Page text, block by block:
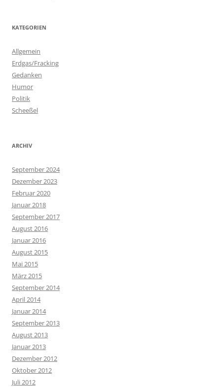
KATEGORIEN
Allgemein
Erdgas/Fracking
Gedanken
Humor
Politik
Scheeßel
ARCHIV
September 2024
Dezember 2023
Februar 2020
Januar 2018
September 2017
August 2016
Januar 2016
August 2015
Mai 2015
März 2015
September 2014
April 2014
Januar 2014
September 2013
August 2013
Januar 2013
Dezember 2012
Oktober 2012
Juli 2012